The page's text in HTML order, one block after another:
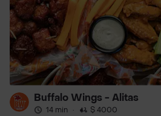
Buffalo Wings - Alitas
14 min · $ 4000